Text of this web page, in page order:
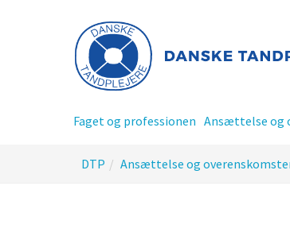
Faget og professionen Ansættelse og
er
DTP Ansættelse og